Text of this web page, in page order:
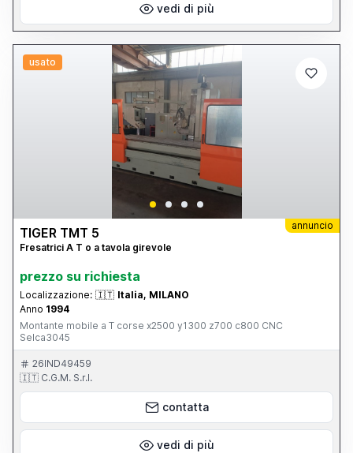
vedi di più
usato
annuncio
TIGER TMT 5
Fresatrici A T o a tavola girevole
prezzo su richiesta
Localizzazione: 🇮🇹 Italia, MILANO
Anno 1994
Montante mobile a T corse x2500 y1300 z700 c800 CNC
Selca3045
26IND49459
🇮🇹 C.G.M. S.r.l.
contatta
vedi di più